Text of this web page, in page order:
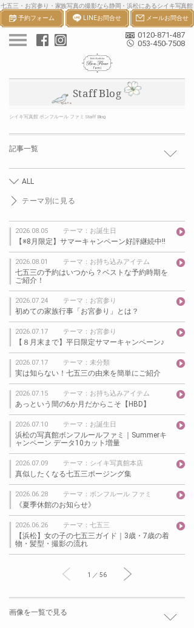
七五三・お宮参り・家族写真の撮影なら静岡・浜松にあるシイキ
ボンフルールへ。一生の宝物になる七五三・お宮参り等の家族写
0120-871-487
053-450-7508
予約フォーム LINEお問合せ メールお問合せ
Staff Blog
シイキ写真館 ボンフルール ファミ Staff Blog
記事一覧
ALL
テーマ別に見る
2026.08.05 テーマ：お誕生日
【※8月限定】サマーキャンペーン好評継続中!!
2026.08.01 テーマ：お持ち込みアイテム
七五三の予約はいつから？ベストな予約時期を
ご紹介！
2026.07.24 テーマ：お宮参り
初めての家族行事「お宮参り」とは？
2026.07.17 テーマ：お宮参り
【８月末まで】平日限定サマーキャンペーン♪
2026.07.17 テーマ：未分類
実は知らない！七五三の由来を簡単にご紹介
2026.07.15 テーマ：お持ち込みアイテム
あっという間の6か月だからこそ【HBD】
2026.07.10 テーマ：お誕生日
浜松の写真館ボンフルールファミ｜Summerキ
ャンペーン データ10カット増量
2026.07.09 テーマ：シイキ写真館本店
真似したくなる七五三ポージング集
2026.06.28 テーマ：ボンフルール ファミ
《夏季休館のお知らせ》
2026.06.26 テーマ：七五三
【浜松】女の子の七五三ガイド｜3歳・7歳の着
物・髪型・撮影の流れ
1 ／ 56
画像を一覧で見る